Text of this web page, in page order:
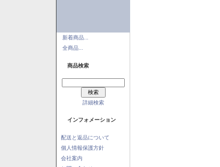
新着商品...
全商品...
商品検索
詳細検索
インフォメーション
配送と返品について
個人情報保護方針
会社案内